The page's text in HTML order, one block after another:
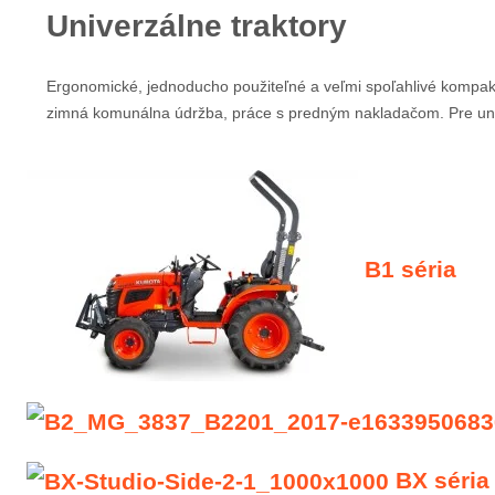
Univerzálne traktory
Ergonomické, jednoducho použiteľné a veľmi spoľahlivé
zimná komunálna údržba, práce s predným nakladačom. Pre
B1 séria
BX séria